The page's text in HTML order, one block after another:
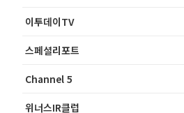
이투데이TV
스페셜리포트
Channel 5
위너스IR클럽